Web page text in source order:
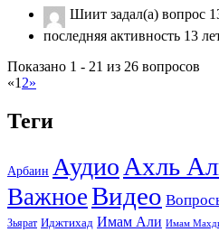
Шиит задал(а) вопрос
последняя активность 13
Показано 1 - 21 из 26 вопросов
«1 2»
Теги
Арбаин Аудио Ахль
ВажноеВидео
Зьярат Иджтихад Имам Али Имам